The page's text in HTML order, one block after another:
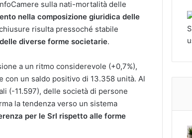
sulla nati-mortalità delle
nella composizione giuridica delle
risulta pressoché stabile
diverse forme societarie.
a un ritmo considerevole (+0,7%),
con un saldo positivo di 13.358 unità. Al
(-11.597), delle società di persone
la tendenza verso un sistema
per le Srl rispetto alle forme